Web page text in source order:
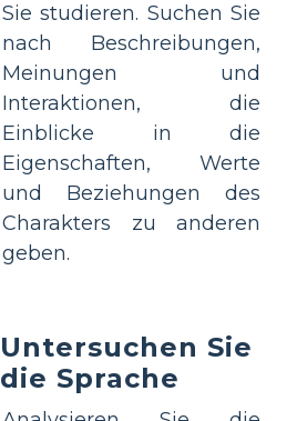
Sie studieren. Suchen Sie
nach Beschreibungen,
Meinungen und
Interaktionen, die
Einblicke in die
Eigenschaften, Werte
und Beziehungen des
Charakters zu anderen
geben.
Untersuchen Sie
die Sprache